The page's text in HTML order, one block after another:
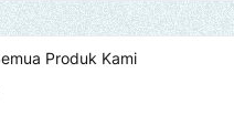
Produk Kami